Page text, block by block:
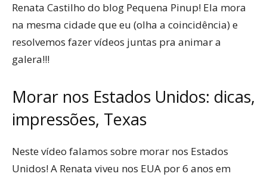
Renata Castilho do blog Pequena Pinup! Ela mora
na mesma cidade que eu (olha a coincidência) e
resolvemos fazer vídeos juntas pra animar a
galera!!!
Morar nos Estados Unidos: dicas,
impressões, Texas
Neste vídeo falamos sobre morar nos Estados
Unidos! A Renata viveu nos EUA por 6 anos em